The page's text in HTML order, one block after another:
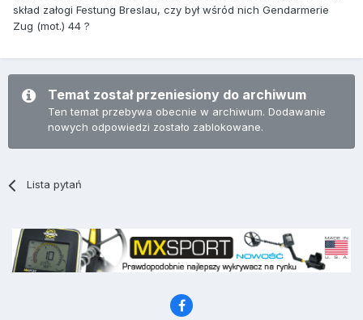
skład załogi Festung Breslau, czy był wśród nich Gendarmerie
Zug (mot.) 44 ?
Temat został przeniesiony do archiwum
Ten temat przebywa obecnie w archiwum. Dodawanie
nowych odpowiedzi zostało zablokowane.
Lista pytań